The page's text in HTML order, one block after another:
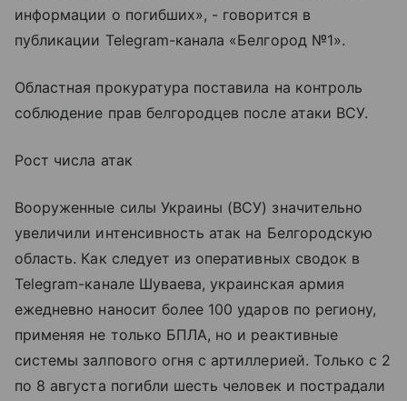
информации о погибших», - говорится в
публикации Telegram-канала «Белгород №1».
Областная прокуратура поставила на контроль
соблюдение прав белгородцев после атаки ВСУ.
Рост числа атак
Вооруженные силы Украины (ВСУ) значительно
увеличили интенсивность атак на Белгородскую
область. Как следует из оперативных сводок в
Telegram-канале Шуваева, украинская армия
ежедневно наносит более 100 ударов по региону,
применяя не только БПЛА, но и реактивные
системы залпового огня с артиллерией. Только с 2
по 8 августа погибли шесть человек и пострадали